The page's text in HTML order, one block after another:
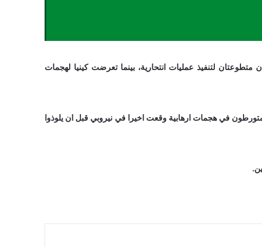
لتنفيذ عمليات انتحارية، بينما تعرضت كينيا لهجمات
في هجمات ارهابية وقعت اخيرا في نيروبي قبل ان يلوذوا